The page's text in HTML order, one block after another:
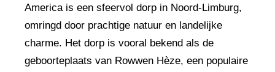
America is een sfeervol dorp in Noord-Limburg,
omringd door prachtige natuur en landelijke
charme. Het dorp is vooral bekend als de
geboorteplaats van Rowwen Hèze, een populaire